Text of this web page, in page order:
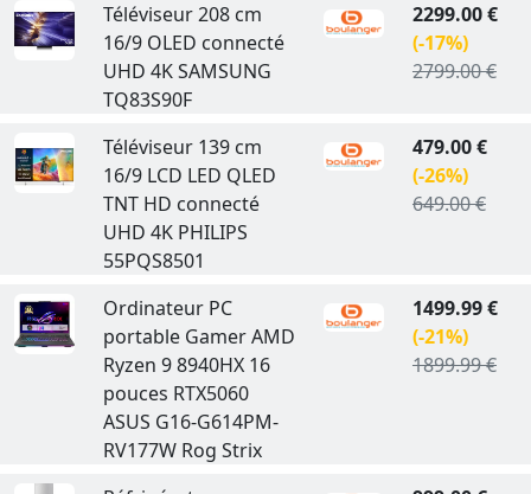
Téléviseur 208 cm
16/9 OLED connecté
UHD 4K SAMSUNG
TQ83S90F
2299.00 €
(-17%)
2799.00 €
Téléviseur 139 cm
16/9 LCD LED QLED
TNT HD connecté
UHD 4K PHILIPS
55PQS8501
479.00 €
(-26%)
649.00 €
Ordinateur PC
portable Gamer AMD
Ryzen 9 8940HX 16
pouces RTX5060
ASUS G16-G614PM-
RV177W Rog Strix
1499.99 €
(-21%)
1899.99 €